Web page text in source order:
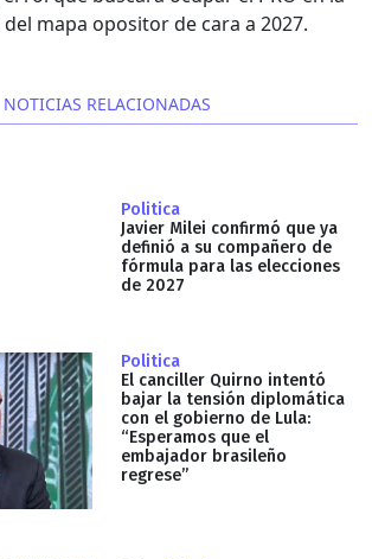
mapa opositor de cara a 2027.
NOTICIAS RELACIONADAS
Politica
Javier Milei confirmó que ya
definió a su compañero de
fórmula para las elecciones
de 2027
Politica
El canciller Quirno intentó
bajar la tensión diplomática
con el gobierno de Lula:
“Esperamos que el
embajador brasileño
regrese”